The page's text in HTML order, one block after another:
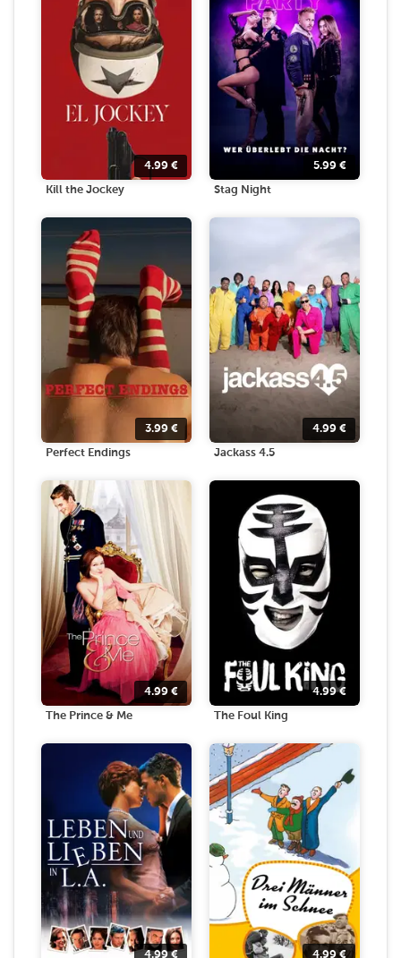
4.99 €
Kill the Jockey
5.99 €
Stag Night
3.99 €
Perfect Endings
4.99 €
Jackass 4.5
4.99 €
The Prince & Me
4.99€
The Foul King
4.99€ 4.99€